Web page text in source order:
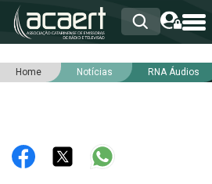
HOME
RNA
NOTÍCIAS
Home Notícias RNA Áudios